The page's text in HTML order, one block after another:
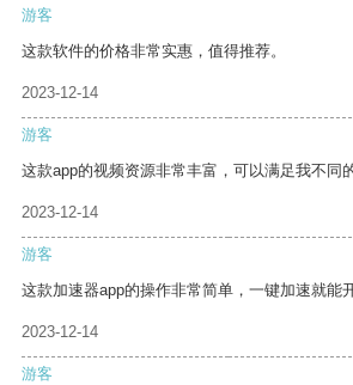
游客
这款软件的价格非常实惠，值得推荐。
2023-12-14
游客
这款app的视频资源非常丰富，可以满足我不同
2023-12-14
游客
这款加速器app的操作非常简单，一键加速就能
2023-12-14
游客